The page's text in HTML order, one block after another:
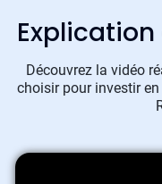
Découvrez la vidéo
choisir pour investir